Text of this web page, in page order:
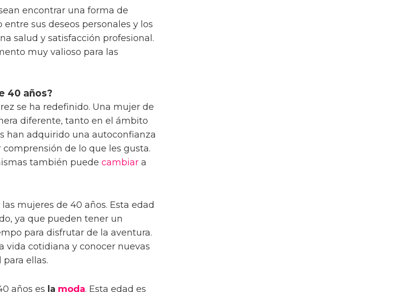
encontrar una forma de
sus deseos personales y los
salud y satisfacción profesional.
muy valioso para las
40 años?
se ha redefinido. Una mujer de
diferente, tanto en el ámbito
han adquirido una autoconfianza
de lo que les gusta.
también puede cambiar a
mujeres de 40 años. Esta edad
ya que pueden tener un
para disfrutar de la aventura.
vida cotidiana y conocer nuevas
ellas.
años es la moda. Esta edad es